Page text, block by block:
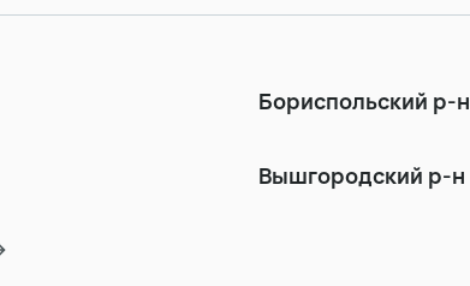
Бориспольский р-н
Вышгородский р-н